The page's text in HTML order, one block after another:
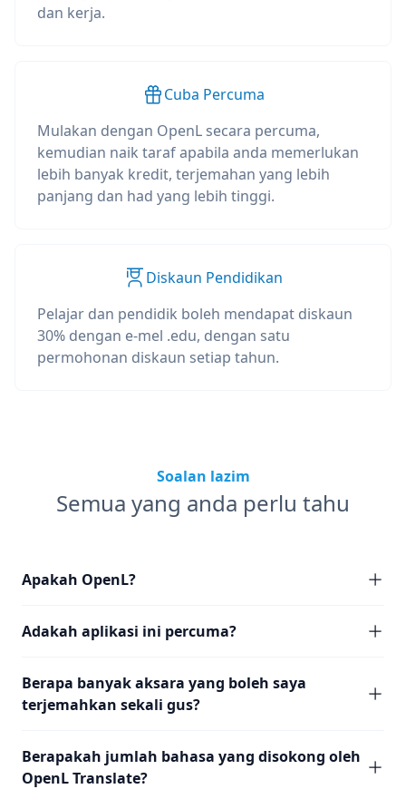
dan kerja.
Cuba Percuma
Mulakan dengan OpenL secara percuma,
kemudian naik taraf apabila anda memerlukan
lebih banyak kredit, terjemahan yang lebih
panjang dan had yang lebih tinggi.
Diskaun Pendidikan
Pelajar dan pendidik boleh mendapat diskaun
30% dengan e-mel .edu, dengan satu
permohonan diskaun setiap tahun.
Soalan lazim
Semua yang anda perlu tahu
Apakah OpenL?
Adakah aplikasi ini percuma?
Berapa banyak aksara yang boleh saya
terjemahkan sekali gus?
Berapakah jumlah bahasa yang disokong oleh
OpenL Translate?